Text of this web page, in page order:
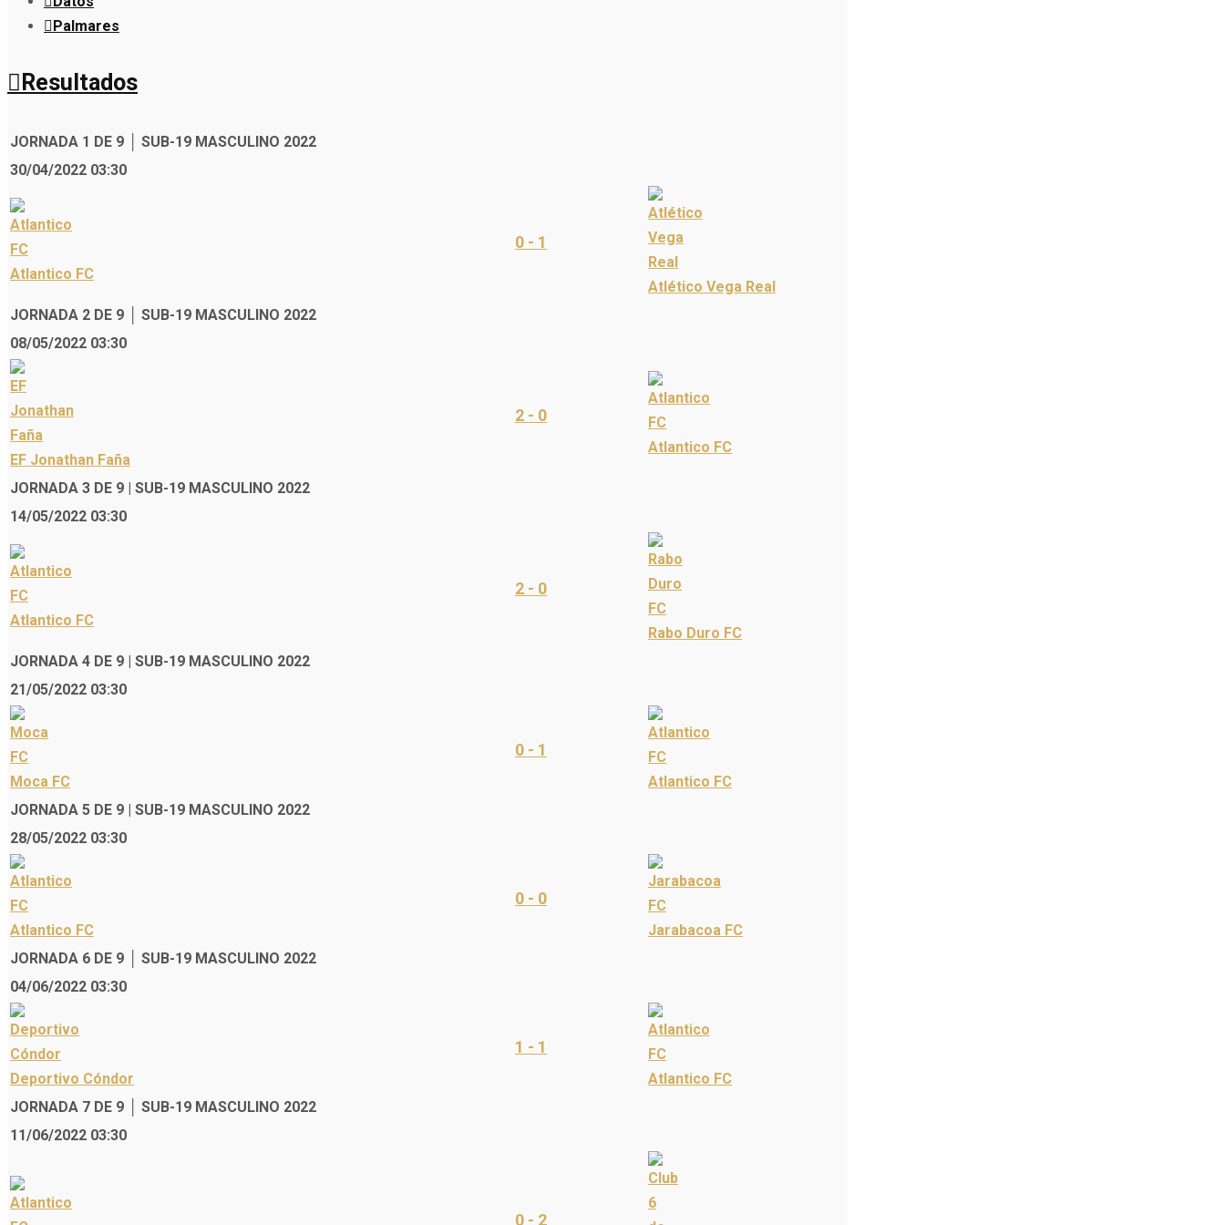
Palmares
Resultados
JORNADA 1 DE 9 │ SUB-19 MASCULINO 2022
30/04/2022 03:30
Atlantico FC
0 - 1
Atlético Vega Real
JORNADA 2 DE 9 │ SUB-19 MASCULINO 2022
08/05/2022 03:30
EF Jonathan Faña
2 - 0
Atlantico FC
JORNADA 3 DE 9 | SUB-19 MASCULINO 2022
14/05/2022 03:30
Atlantico FC
2 - 0
Rabo Duro FC
JORNADA 4 DE 9 | SUB-19 MASCULINO 2022
21/05/2022 03:30
Moca FC
0 - 1
Atlantico FC
JORNADA 5 DE 9 | SUB-19 MASCULINO 2022
28/05/2022 03:30
Atlantico FC
0 - 0
Jarabacoa FC
JORNADA 6 DE 9 │ SUB-19 MASCULINO 2022
04/06/2022 03:30
Deportivo Cóndor
1 - 1
Atlantico FC
JORNADA 7 DE 9 │ SUB-19 MASCULINO 2022
11/06/2022 03:30
0 - 2